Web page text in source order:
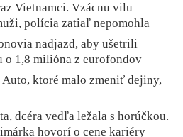
Vietnamci. Vzácnu vilu
polícia zatiaľ nepomohla
nadjazd, aby ušetrili
o 1,8 milióna z eurofondov
Auto, ktoré malo zmeniť dejiny,
dcéra vedľa ležala s horúčkou.
hovorí o cene kariéry